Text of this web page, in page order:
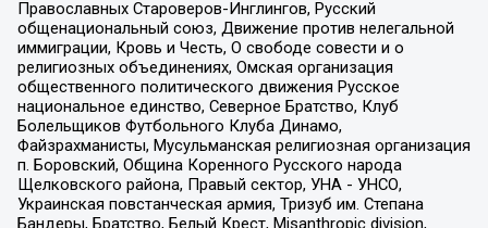
Православных Староверов-Инглингов, Русский
общенациональный союз, Движение против нелегальной
иммиграции, Кровь и Честь, О свободе совести и о
религиозных объединениях, Омская организация
общественного политического движения Русское
национальное единство, Северное Братство, Клуб
Болельщиков Футбольного Клуба Динамо,
Файзрахманисты, Мусульманская религиозная организация
п. Боровский, Община Коренного Русского народа
Щелковского района, Правый сектор, УНА - УНСО,
Украинская повстанческая армия, Тризуб им. Степана
Бандеры, Братство, Белый Крест, Misanthropic division,